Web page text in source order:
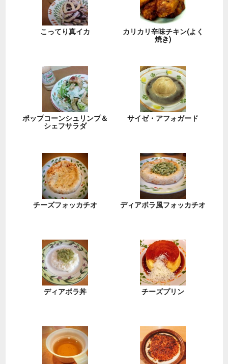
こってり真イカ
カリカリ辛味チキン(よく
焼き)
ポップコーンシュリンプ＆
シェフサラダ
サイゼ・アフォガード
チーズフォッカチオ ディアボラ風フォッカチオ
ディアボラ丼 チーズプリン